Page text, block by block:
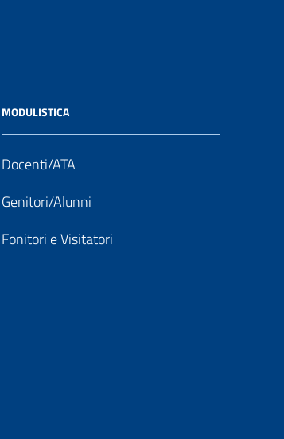
MODULISTICA
Docenti/ATA
Genitori/Alunni
Fonitori e Visitatori